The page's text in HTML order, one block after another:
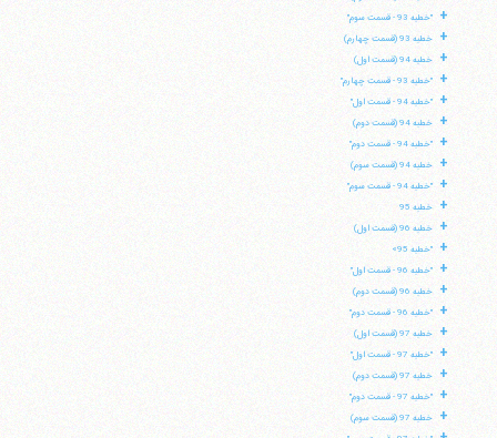
+ "خطبه 93 - قسمت سوم"
+ خطبه 93 (قسمت چهارم)
+ خطبه 94 (قسمت اول)
+ "خطبه 93 - قسمت چهارم"
+ "خطبه 94 - قسمت اول"
+ خطبه 94 (قسمت دوم)
+ "خطبه 94 - قسمت دوم"
+ خطبه 94 (قسمت سوم)
+ "خطبه 94 - قسمت سوم"
+ خطبه 95
+ خطبه 96 (قسمت اول)
+ "خطبه 95»
+ "خطبه 96 - قسمت اول"
+ خطبه 96 (قسمت دوم)
+ "خطبه 96 - قسمت دوم"
+ خطبه 97 (قسمت اول)
+ "خطبه 97 - قسمت اول"
+ خطبه 97 (قسمت دوم)
+ "خطبه 97 - قسمت دوم"
+ خطبه 97 (قسمت سوم)